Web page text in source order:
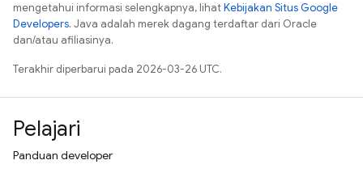
mengetahui informasi selengkapnya, lihatKebijakan Situs Google
Developers. Java adalah merek dagang terdaftar dari Oracle
dan/atau afiliasinya.
Terakhir diperbarui pada 2026-03-26 UTC.
Pelajari
Panduan developer